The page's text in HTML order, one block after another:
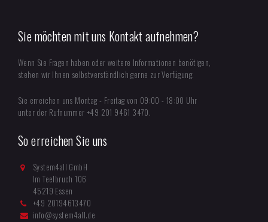
Sie möchten mit uns Kontakt aufnehmen?
Wenn Sie Fragen haben oder weitere Informationen benötigen,
stehen wir Ihnen selbstverständlich gerne zur Verfügung.
Sie erreichen uns Montag - Freitag von 09:00 - 18:00 Uhr
unter der Rufnummer +49 201 9461 3470.
So erreichen Sie uns
System4all GmbH
Im Teelbruch 106
45219 Essen
+49 20194613470
info@system4all.de